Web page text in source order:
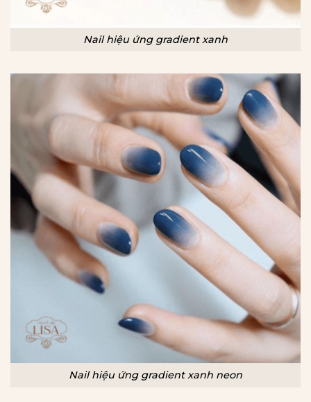
Nail hiệu ứng gradient xanh
Nail hiệu ứng gradient xanh neon